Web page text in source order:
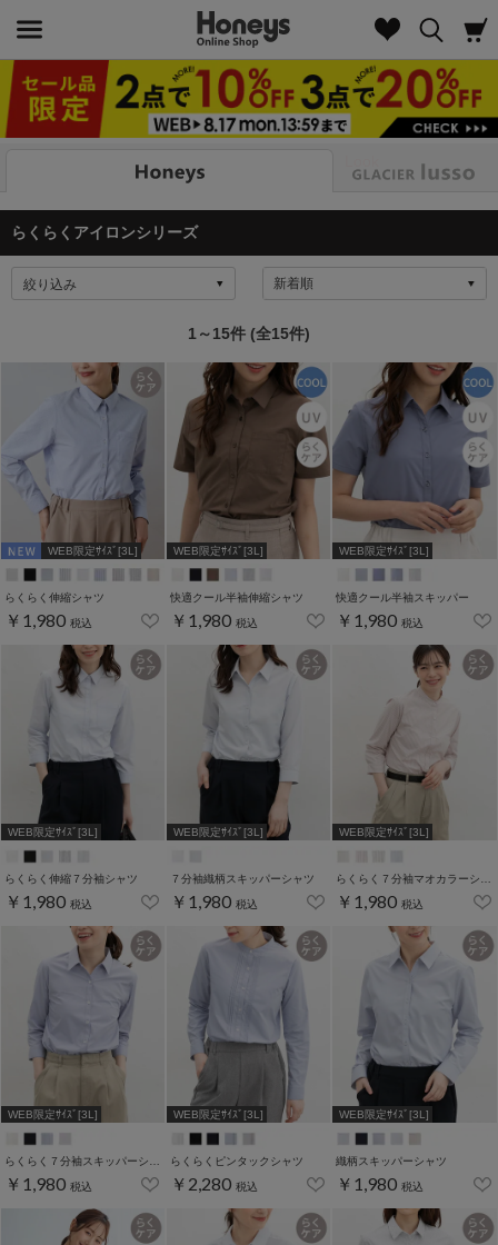
らくらくアイロンシリーズ
絞り込み
1～15件 (全15件)
WEB限定ｻｲｽﾞ[3L]
らくらく伸縮シャツ
￥1,980 税込
WEB限定ｻｲｽﾞ[3L]
快適クール半袖伸縮シャツ
￥1,980 税込
WEB限定ｻｲｽﾞ[3L]
快適クール半袖スキッパー
￥1,980 税込
WEB限定ｻｲｽﾞ[3L]
らくらく伸縮７分袖シャツ
￥1,980 税込
WEB限定ｻｲｽﾞ[3L]
７分袖織柄スキッパーシャツ
￥1,980 税込
WEB限定ｻｲｽﾞ[3L]
￥1,980 税込
WEB限定ｻｲｽﾞ[3L]
￥1,980 税込
WEB限定ｻｲｽﾞ[3L]
らくらくピンタックシャツ
￥2,280 税込
WEB限定ｻｲｽﾞ[3L]
織柄スキッパーシャツ
￥1,980 税込